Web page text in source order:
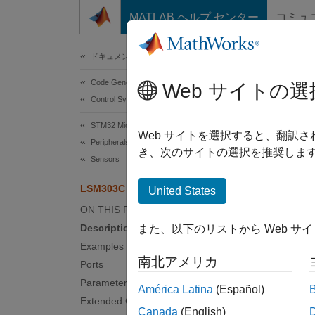
コンテンツへスキップ
MATLAB ヘルプ センター コミュ
ドキュメンテーションのホーム
Code Generation
Control Systems
STM32 Microcontroller Blockset
Peripherals
Sensors
LSM303C IMU Sensor
ON THIS PAGE
Description
Examples
Ports
Parameters
Extended Capabilities
Since
Web サイトの選
Web サイトを選択すると、翻訳
き、次のサイトの選択を推奨しま
United States
また、以下のリストから Web サ
南北アメリカ
América Latina (Español)
Canada (English)